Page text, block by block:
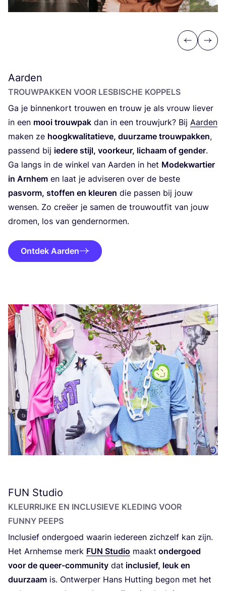
Previous
Next
Aarden
TROUW­PAK­KEN VOOR LES­BI­SCHE KOPPELS
Ga je bin­nen­kort trou­wen en trouw je als vrouw lie­ver
in een mooi trouw­pak dan in een trouw­jurk? Bij Aar­den
maken ze hoog­kwa­li­ta­tie­ve, duur­za­me trouw­pak­ken,
pas­send bij iede­re stijl, voor­keur, lichaam of gen­der.
Ga langs in de win­kel van Aar­den in het Mode­kwar­tier
in Arn­hem en laat je advi­se­ren over de bes­te
pas­vorm, stof­fen en kleu­ren die pas­sen bij jouw
wen­sen. Zo cre­ëer je samen de trouw­out­fit van jouw
dro­men, los van gendernormen.
Ontdek Aarden
FUN Studio
KLEUR­RIJ­KE EN INCLU­SIE­VE KLE­DING VOOR
FUN­NY PEEPS
Inclu­sief onder­goed waar­in ieder­een zich­zelf kan zijn.
Het Arn­hem­se merk FUN Stu­dio maakt onder­goed
voor de queer-com­mu­ni­ty dat inclu­sief, leuk en
duur­zaam is. Ont­wer­per Hans Hut­ting begon met het